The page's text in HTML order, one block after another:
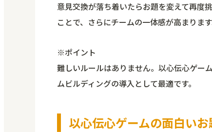
意見交換が落ち着いたらお題を変えて再度
ことで、さらにチームの一体感が高まります
※ポイント
難しいルールはありません。以心伝心ゲー
ムビルディングの導入として最適です。
以心伝心ゲームの面白い